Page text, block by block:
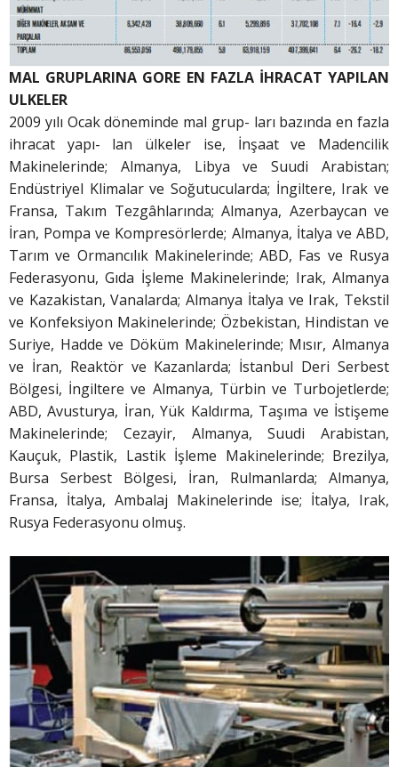
MAL GRUPLARINA GORE EN FAZLA İHRACAT YAPILAN
ULKELER
2009 yılı Ocak döneminde mal grup- ları bazında en fazla
ihracat yapı- lan ülkeler ise, İnşaat ve Madencilik
Makinelerinde; Almanya, Libya ve Suudi Arabistan;
Endüstriyel Klimalar ve Soğutucularda; İngiltere, Irak ve
Fransa, Takım Tezgâhlarında; Almanya, Azerbaycan ve
İran, Pompa ve Kompresörlerde; Almanya, İtalya ve ABD,
Tarım ve Ormancılık Makinelerinde; ABD, Fas ve Rusya
Federasyonu, Gıda İşleme Makinelerinde; Irak, Almanya
ve Kazakistan, Vanalarda; Almanya İtalya ve Irak, Tekstil
ve Konfeksiyon Makinelerinde; Özbekistan, Hindistan ve
Suriye, Hadde ve Döküm Makinelerinde; Mısır, Almanya
ve İran, Reaktör ve Kazanlarda; İstanbul Deri Serbest
Bölgesi, İngiltere ve Almanya, Türbin ve Turbojetlerde;
ABD, Avusturya, İran, Yük Kaldırma, Taşıma ve İstişeme
Makinelerinde; Cezayir, Almanya, Suudi Arabistan,
Kauçuk, Plastik, Lastik İşleme Makinelerinde; Brezilya,
Bursa Serbest Bölgesi, İran, Rulmanlarda; Almanya,
Fransa, İtalya, Ambalaj Makinelerinde ise; İtalya, Irak,
Rusya Federasyonu olmuş.